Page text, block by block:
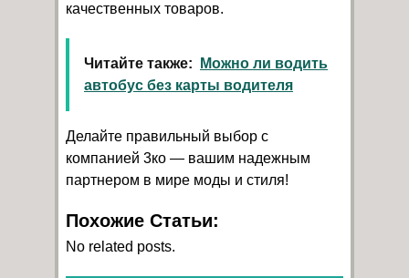
качественных товаров.
Читайте также:
Можно ли водить
автобус без карты водителя
Делайте правильный выбор с
компанией 3ко — вашим надежным
партнером в мире моды и стиля!
Похожие Статьи:
No related posts.